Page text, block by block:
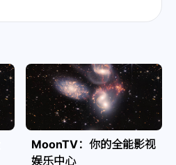
MoonTV：你的全能影视
娱乐中心